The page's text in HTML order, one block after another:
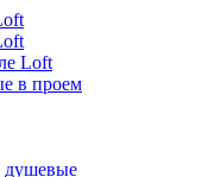
Loft
в проем
душевые